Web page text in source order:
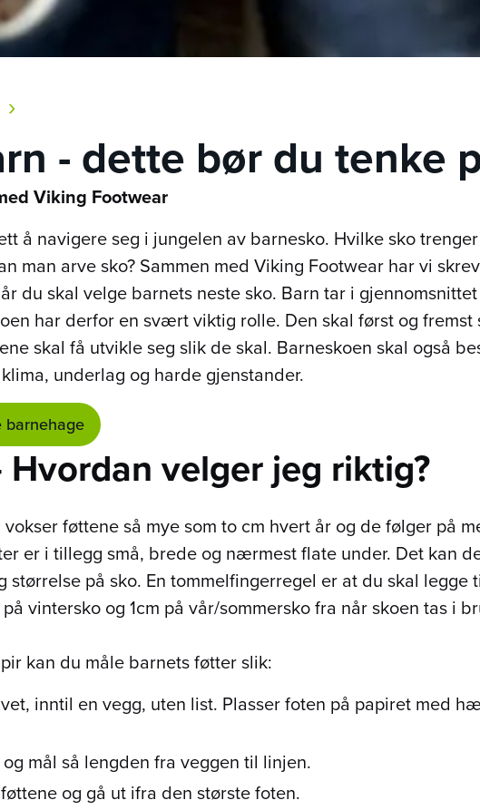
›
- dette bør du tenke
Viking Footwear
å navigere seg i jungelen av barnesko. Hvilke sko
man arve sko? Sammen med Viking Footwear har vi
du skal velge barnets neste sko. Barn tar i
har derfor en svært viktig rolle. Den skal først og fremst
skal få utvikle seg slik de skal. Barneskoen skal også
underlag og harde gjenstander.
velger jeg riktig?
føttene så mye som to cm hvert år og de følger på
er i tillegg små, brede og nærmest flate under. Det kan
størrelse på sko. En tommelfingerregel er at du skal legge
vintersko og 1cm på vår/sommersko fra når skoen tas i
kan du måle barnets føtter slik:
inntil en vegg, uten list. Plasser foten på papiret med
mål så lengden fra veggen til linjen.
og gå ut ifra den største foten.